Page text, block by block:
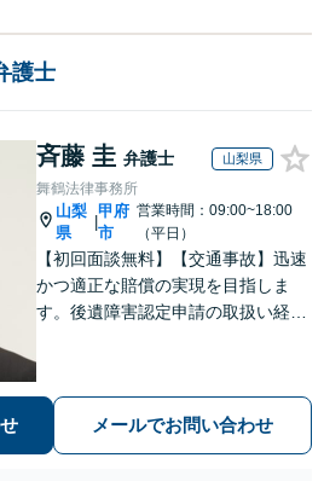
護士
斉藤 圭 弁護士 山梨県
舞鶴法律事務所
山梨
県
|
甲府
市
営業時間：09:00~18:00
（平日）
【初回面談無料】【交通事故】迅速
かつ適正な賠償の実現を目指しま
す。後遺障害認定申請の取扱い経験
ださい。なお、個室での相談対応も
可能です。
メールでお問い合わせ